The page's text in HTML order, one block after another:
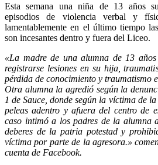
Esta semana una niña de 13 años
episodios de violencia verbal y
lamentablemente en el último tiempo
son incesantes dentro y fuera del Liceo.
«La madre de una alumna de 13
registrarse lesiones en su hija,
pérdida de conocimiento y traumatismo
Otra alumna la agredió según la
1 de Sauce, donde según la víctima de
peleas adentro y afuera del centro de
caso intimó a los padres de la alumna
deberes de la patria potestad y
víctima por parte de la agresora.»
cuenta de Facebook.